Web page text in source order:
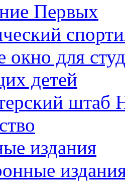
Первых
окно для
детей
штаб
издания